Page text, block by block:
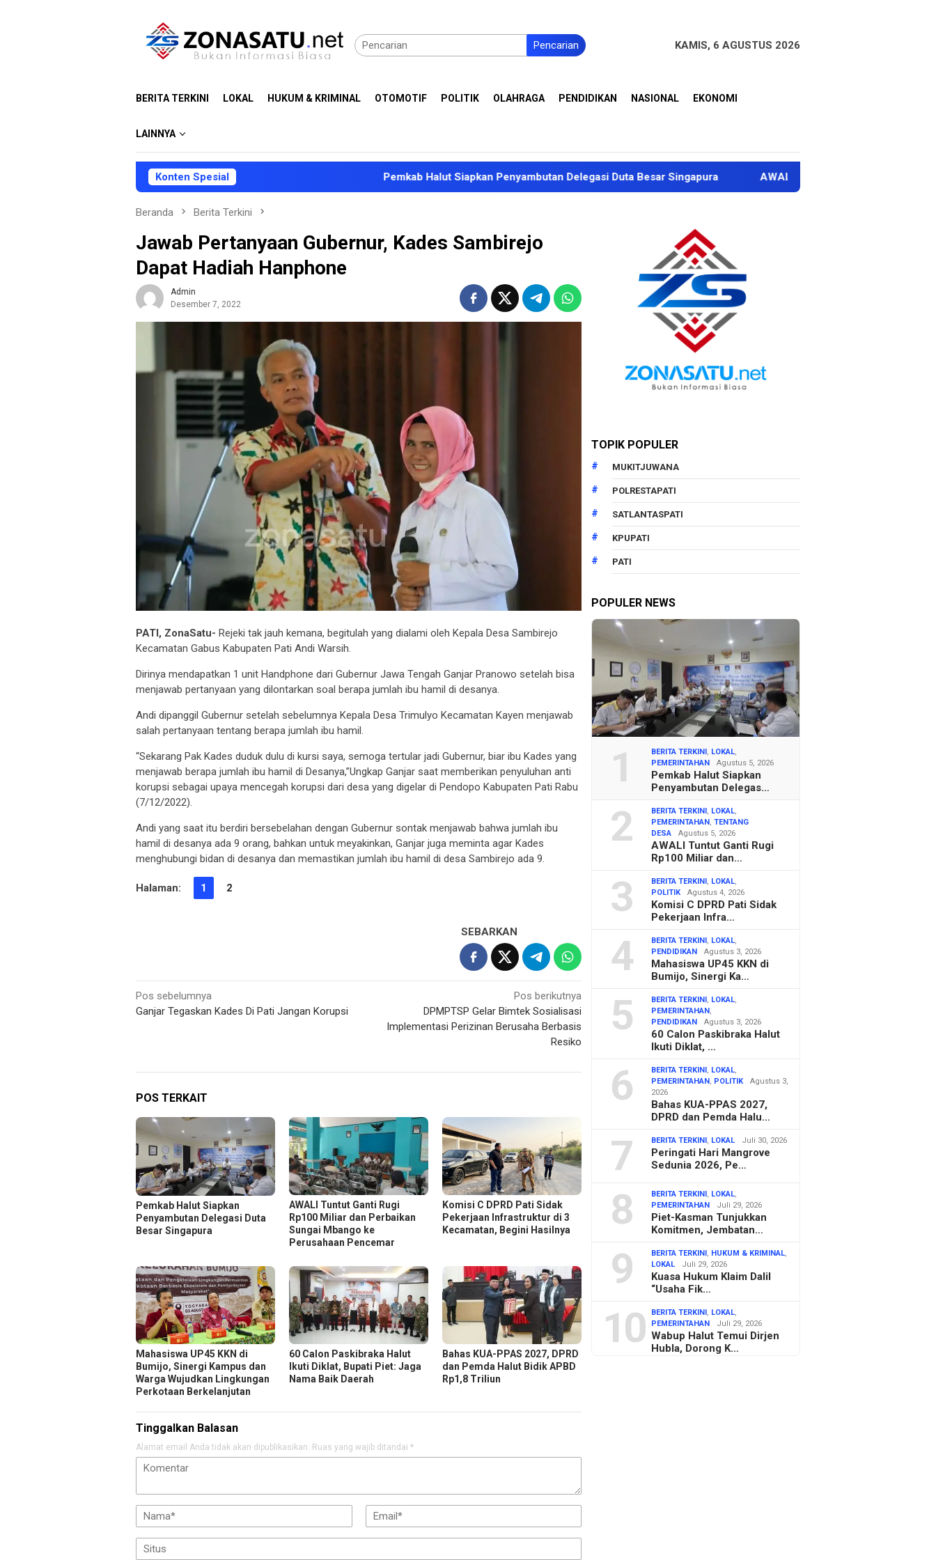
Pencarian KAMIS, 6 AGUSTUS 2026
BERITA TERKINI LOKAL HUKUM & KRIMINAL OTOMOTIF POLITIK OLAHRAGA PENDIDIKAN NASIONAL EKONOMI
LAINNYA
Konten Spesial Pemkab Halut Siapkan Penyambutan Delegasi Duta Besar Singapura AWALI Tuntut Ganti Rugi Rp100 Miliar dan
Beranda Berita Terkini
Jawab Pertanyaan Gubernur, Kades Sambirejo
Dapat Hadiah Hanphone
Admin
Desember 7, 2022
PATI, ZonaSatu- Rejeki tak jauh kemana, begitulah yang dialami oleh Kepala Desa Sambirejo
Kecamatan Gabus Kabupaten Pati Andi Warsih.
Dirinya mendapatkan 1 unit Handphone dari Gubernur Jawa Tengah Ganjar Pranowo setelah bisa
menjawab pertanyaan yang dilontarkan soal berapa jumlah ibu hamil di desanya.
Andi dipanggil Gubernur setelah sebelumnya Kepala Desa Trimulyo Kecamatan Kayen menjawab
salah pertanyaan tentang berapa jumlah ibu hamil.
“Sekarang Pak Kades duduk dulu di kursi saya, semoga tertular jadi Gubernur, biar ibu Kades yang
menjawab berapa jumlah ibu hamil di Desanya,”Ungkap Ganjar saat memberikan penyuluhan anti
korupsi sebagai upaya mencegah korupsi dari desa yang digelar di Pendopo Kabupaten Pati Rabu
(7/12/2022).
Andi yang saat itu berdiri bersebelahan dengan Gubernur sontak menjawab bahwa jumlah ibu
hamil di desanya ada 9 orang, bahkan untuk meyakinkan, Ganjar juga meminta agar Kades
menghubungi bidan di desanya dan memastikan jumlah ibu hamil di desa Sambirejo ada 9.
Halaman: 1 2
SEBARKAN
Navigasi
pos
Pos sebelumnya
Ganjar Tegaskan Kades Di Pati Jangan Korupsi
Pos berikutnya
DPMPTSP Gelar Bimtek Sosialisasi
Implementasi Perizinan Berusaha Berbasis
Resiko
POS TERKAIT
Pemkab Halut Siapkan
Penyambutan Delegasi Duta
Besar Singapura
AWALI Tuntut Ganti Rugi
Rp100 Miliar dan Perbaikan
Sungai Mbango ke
Perusahaan Pencemar
Komisi C DPRD Pati Sidak
Pekerjaan Infrastruktur di 3
Kecamatan, Begini Hasilnya
Mahasiswa UP45 KKN di
Bumijo, Sinergi Kampus dan
Warga Wujudkan Lingkungan
Perkotaan Berkelanjutan
60 Calon Paskibraka Halut
Ikuti Diklat, Bupati Piet: Jaga
Nama Baik Daerah
Bahas KUA-PPAS 2027, DPRD
dan Pemda Halut Bidik APBD
Rp1,8 Triliun
Tinggalkan Balasan
Alamat email Anda tidak akan dipublikasikan. Ruas yang wajib ditandai *
TOPIK POPULER
MUKITJUWANA
POLRESTAPATI
SATLANTASPATI
KPUPATI
PATI
POPULER NEWS
1 BERITA TERKINI , LOKAL,
PEMERINTAHAN
Agustus 5, 2026
Pemkab Halut Siapkan
Penyambutan Delegas…
2 BERITA TERKINI , LOKAL,
PEMERINTAHAN ,TENTANG
DESA
Agustus 5, 2026
AWALI Tuntut Ganti Rugi
Rp100 Miliar dan…
3 BERITA TERKINI , LOKAL,
POLITIK
Agustus 4, 2026
Komisi C DPRD Pati Sidak
Pekerjaan Infra…
4 BERITA TERKINI , LOKAL,
PENDIDIKAN
Agustus 3, 2026
Mahasiswa UP45 KKN di
Bumijo, Sinergi Ka…
5 BERITA TERKINI , LOKAL,
PEMERINTAHAN ,
PENDIDIKAN
Agustus 3, 2026
60 Calon Paskibraka Halut
Ikuti Diklat, …
6 BERITA TERKINI , LOKAL,
PEMERINTAHAN , POLITIK
Agustus 3,
2026
Bahas KUA-PPAS 2027,
DPRD dan Pemda Halu…
7 BERITA TERKINI , LOKAL Juli 30, 2026
Peringati Hari Mangrove
Sedunia 2026, Pe…
8 BERITA TERKINI , LOKAL,
PEMERINTAHAN
Juli 29, 2026
Piet-Kasman Tunjukkan
Komitmen, Jembatan…
9 BERITA TERKINI , HUKUM & KRIMINAL,
LOKAL
Juli 29, 2026
Kuasa Hukum Klaim Dalil
“Usaha Fik…
10 BERITA TERKINI , LOKAL,
PEMERINTAHAN
Juli 29, 2026
Wabup Halut Temui Dirjen
Hubla, Dorong K…